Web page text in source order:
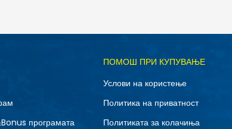
програмата
ПОМОШ ПРИ КУПУВАЊЕ
Услови на користење
Политика на приватност
Политиката за колачиња